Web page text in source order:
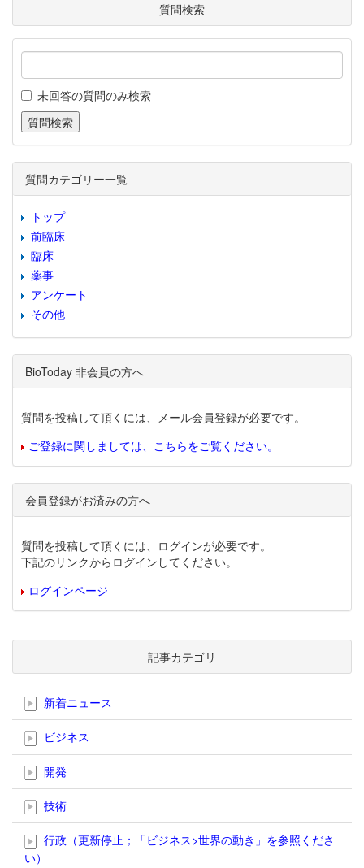
質問検索
未回答の質問のみ検索
質問カテゴリー一覧
トップ
前臨床
臨床
薬事
アンケート
その他
BioToday 非会員の方へ
質問を投稿して頂くには、メール会員登録が必要です。
ご登録に関しましては、こちらをご覧ください。
会員登録がお済みの方へ
質問を投稿して頂くには、ログインが必要です。
下記のリンクからログインしてください。
ログインページ
記事カテゴリ
新着ニュース
ビジネス
開発
技術
行政（更新停止；「ビジネス>世界の動き」を参照くださ
い）